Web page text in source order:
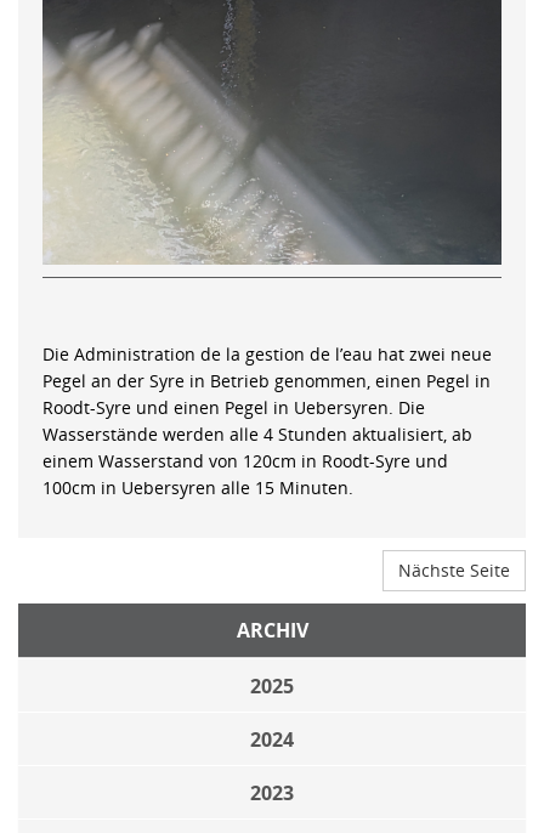
Die Administration de la gestion de l’eau hat zwei neue
Pegel an der Syre in Betrieb genommen, einen Pegel in
Roodt-Syre und einen Pegel in Uebersyren. Die
Wasserstände werden alle 4 Stunden aktualisiert, ab
einem Wasserstand von 120cm in Roodt-Syre und
100cm in Uebersyren alle 15 Minuten.
Nächste Seite
ARCHIV
2025
2024
2023